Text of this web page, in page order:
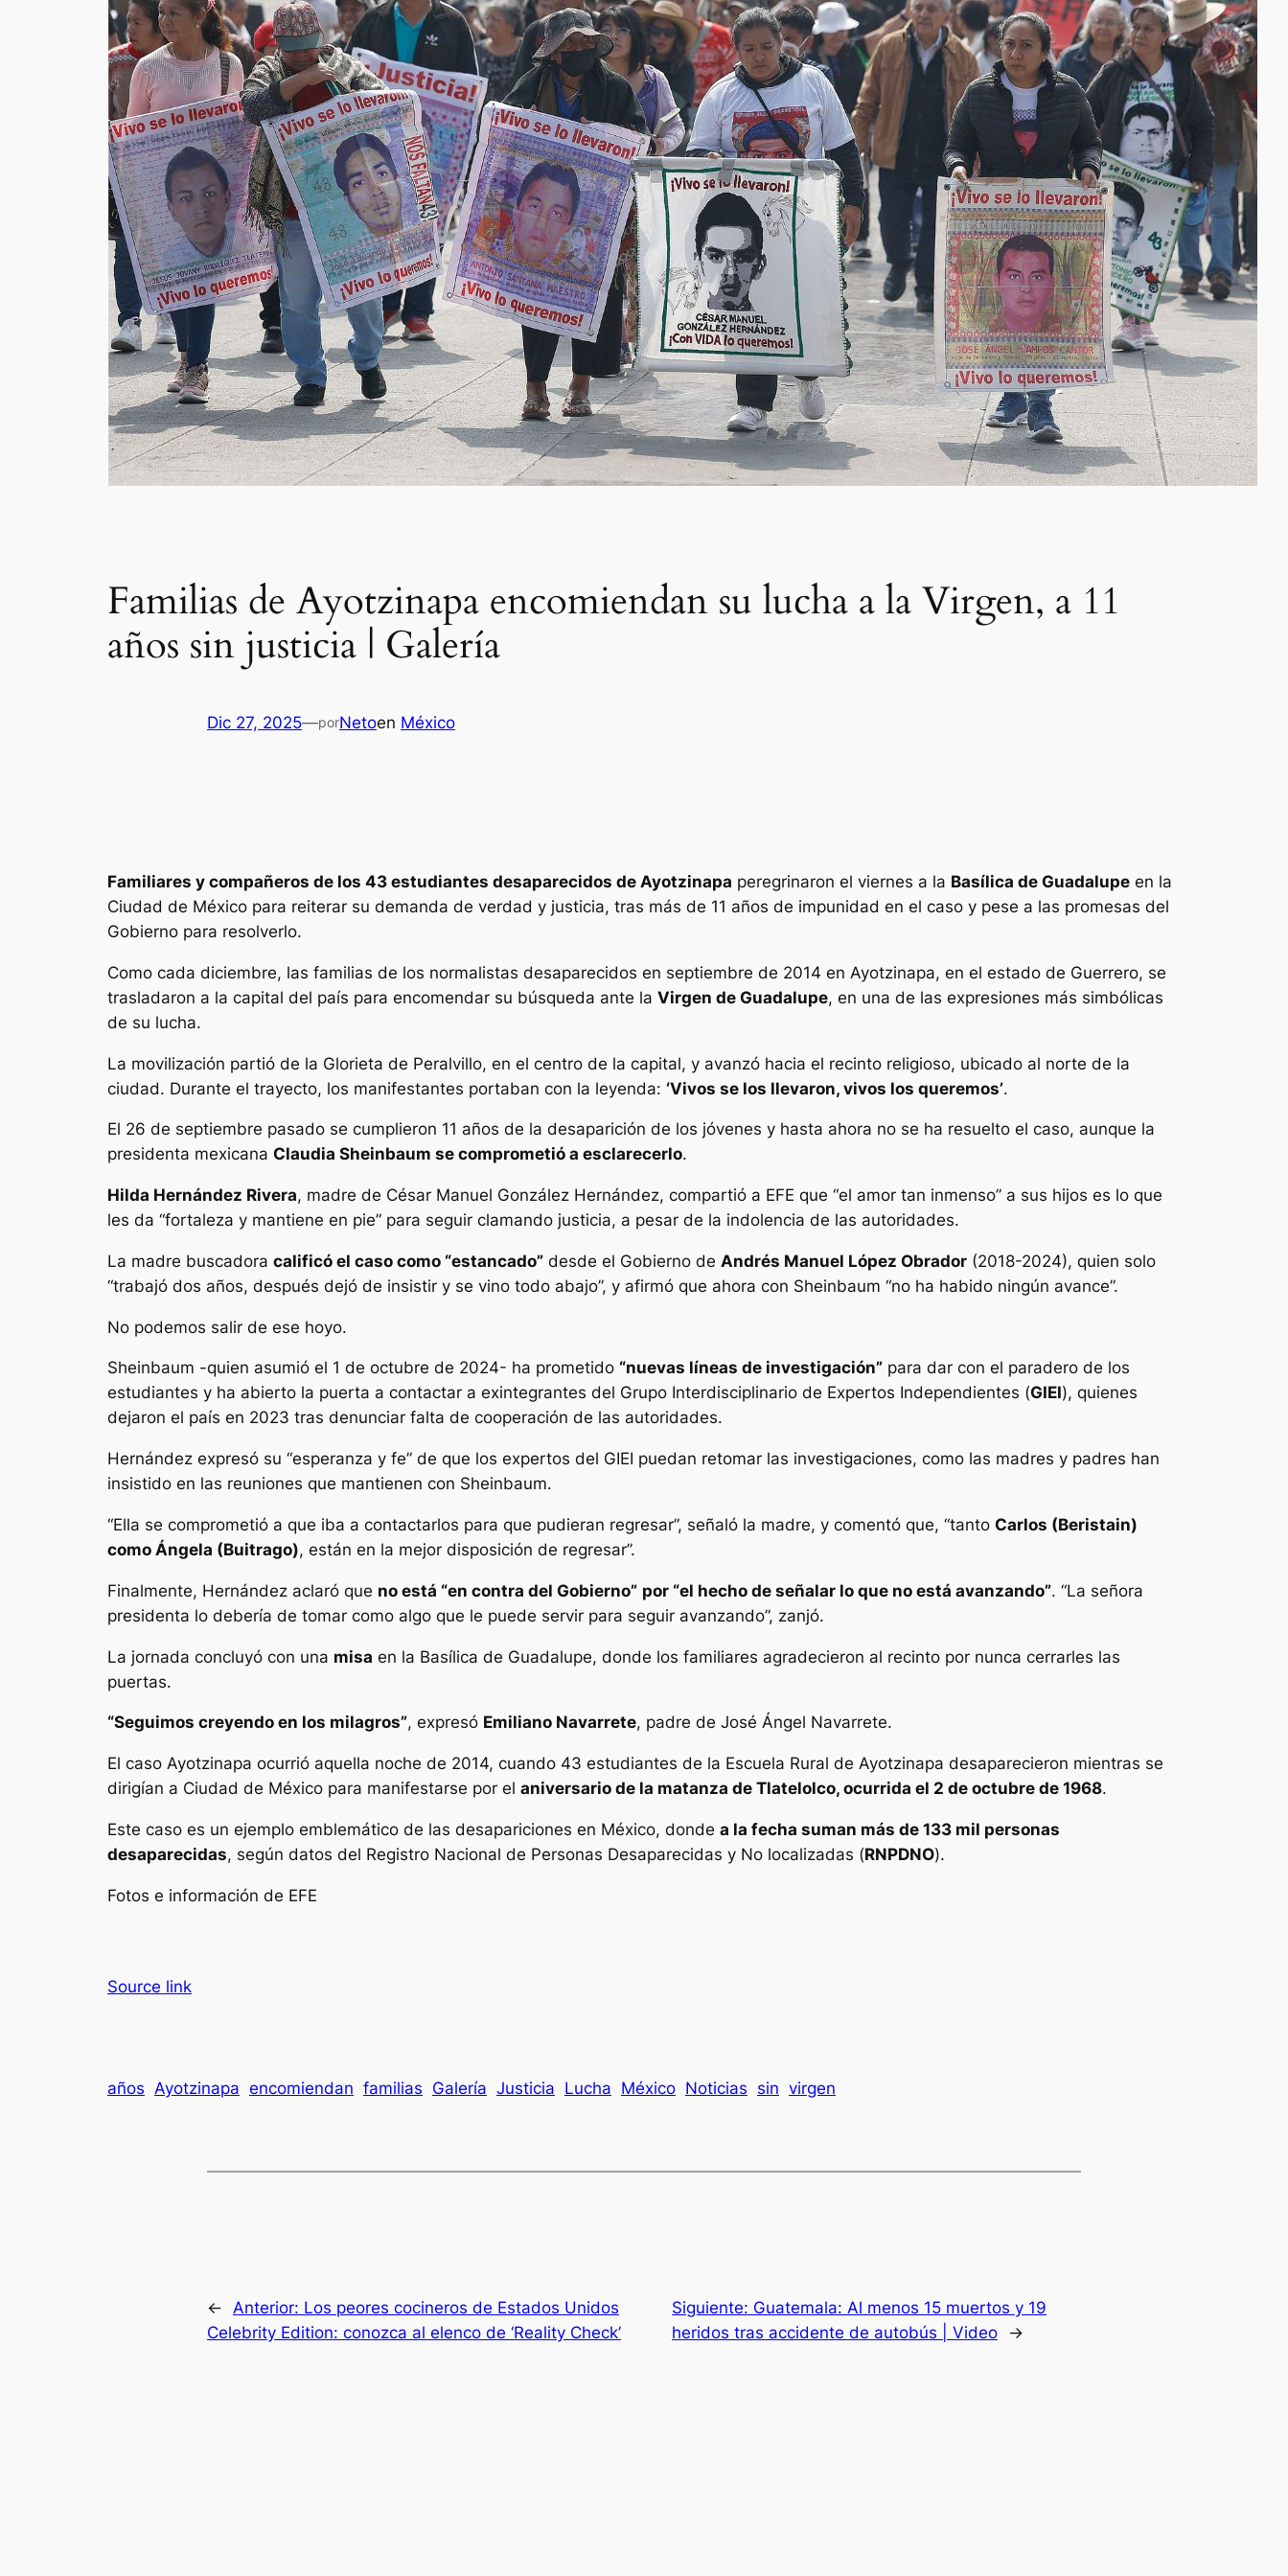
Familias de Ayotzinapa encomiendan su lucha a la Virgen, a 11
años sin justicia | Galería
Dic 27, 2025—porNetoen México
Familiares y compañeros de los 43 estudiantes desaparecidos de Ayotzinapa peregrinaron el viernes a la Basílica de Guadalupe en la
Ciudad de México para reiterar su demanda de verdad y justicia, tras más de 11 años de impunidad en el caso y pese a las promesas del
Gobierno para resolverlo.
Como cada diciembre, las familias de los normalistas desaparecidos en septiembre de 2014 en Ayotzinapa, en el estado de Guerrero, se
trasladaron a la capital del país para encomendar su búsqueda ante la Virgen de Guadalupe, en una de las expresiones más simbólicas
de su lucha.
La movilización partió de la Glorieta de Peralvillo, en el centro de la capital, y avanzó hacia el recinto religioso, ubicado al norte de la
ciudad. Durante el trayecto, los manifestantes portaban con la leyenda: ‘Vivos se los llevaron, vivos los queremos’.
El 26 de septiembre pasado se cumplieron 11 años de la desaparición de los jóvenes y hasta ahora no se ha resuelto el caso, aunque la
presidenta mexicana Claudia Sheinbaum se comprometió a esclarecerlo.
Hilda Hernández Rivera, madre de César Manuel González Hernández, compartió a EFE que “el amor tan inmenso” a sus hijos es lo que
les da “fortaleza y mantiene en pie” para seguir clamando justicia, a pesar de la indolencia de las autoridades.
La madre buscadora calificó el caso como “estancado” desde el Gobierno de Andrés Manuel López Obrador (2018-2024), quien solo
“trabajó dos años, después dejó de insistir y se vino todo abajo”, y afirmó que ahora con Sheinbaum “no ha habido ningún avance”.
No podemos salir de ese hoyo.
Sheinbaum -quien asumió el 1 de octubre de 2024- ha prometido “nuevas líneas de investigación” para dar con el paradero de los
estudiantes y ha abierto la puerta a contactar a exintegrantes del Grupo Interdisciplinario de Expertos Independientes (GIEI), quienes
dejaron el país en 2023 tras denunciar falta de cooperación de las autoridades.
Hernández expresó su “esperanza y fe” de que los expertos del GIEI puedan retomar las investigaciones, como las madres y padres han
insistido en las reuniones que mantienen con Sheinbaum.
“Ella se comprometió a que iba a contactarlos para que pudieran regresar”, señaló la madre, y comentó que, “tanto Carlos (Beristain)
como Ángela (Buitrago), están en la mejor disposición de regresar”.
Finalmente, Hernández aclaró que no está “en contra del Gobierno” por “el hecho de señalar lo que no está avanzando”. “La señora
presidenta lo debería de tomar como algo que le puede servir para seguir avanzando”, zanjó.
La jornada concluyó con una misa en la Basílica de Guadalupe, donde los familiares agradecieron al recinto por nunca cerrarles las
puertas.
“Seguimos creyendo en los milagros”, expresó Emiliano Navarrete, padre de José Ángel Navarrete.
El caso Ayotzinapa ocurrió aquella noche de 2014, cuando 43 estudiantes de la Escuela Rural de Ayotzinapa desaparecieron mientras se
dirigían a Ciudad de México para manifestarse por el aniversario de la matanza de Tlatelolco, ocurrida el 2 de octubre de 1968.
Este caso es un ejemplo emblemático de las desapariciones en México, donde a la fecha suman más de 133 mil personas
desaparecidas, según datos del Registro Nacional de Personas Desaparecidas y No localizadas (RNPDNO).
Fotos e información de EFE
Source link
años Ayotzinapa encomiendan familias Galería Justicia Lucha México Noticias sin virgen
← Anterior: Los peores cocineros de Estados Unidos
Celebrity Edition: conozca al elenco de ‘Reality Check’
Siguiente: Guatemala: Al menos 15 muertos y 19
heridos tras accidente de autobús | Video
→